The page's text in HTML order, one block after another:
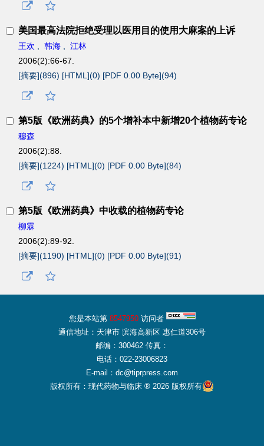
美国最高法院拒绝受理以医用目的使用大麻案的上诉
王欢 , 韩海 , 江林
2006(2):66-67.
[摘要](896) [HTML](0) [PDF 0.00 Byte](94)
第5版《欧洲药典》的5个增补本中新增20个植物药专论
穆森
2006(2):88.
[摘要](1224) [HTML](0) [PDF 0.00 Byte](84)
第5版《欧洲药典》中收载的植物药专论
柳霖
2006(2):89-92.
[摘要](1190) [HTML](0) [PDF 0.00 Byte](91)
您是本站第 8547950访问者
通信地址：天津市 滨海高新区 惠仁道306号
邮编：300462 传真：
电话：022-23006823
E-mail：dc@tiprpress.com
版权所有：现代药物与临床 ® 2026 版权所有